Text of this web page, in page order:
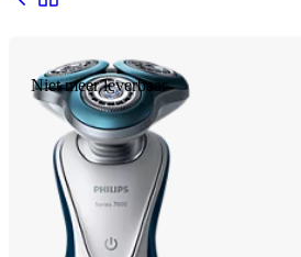
Niet meer leverbaar